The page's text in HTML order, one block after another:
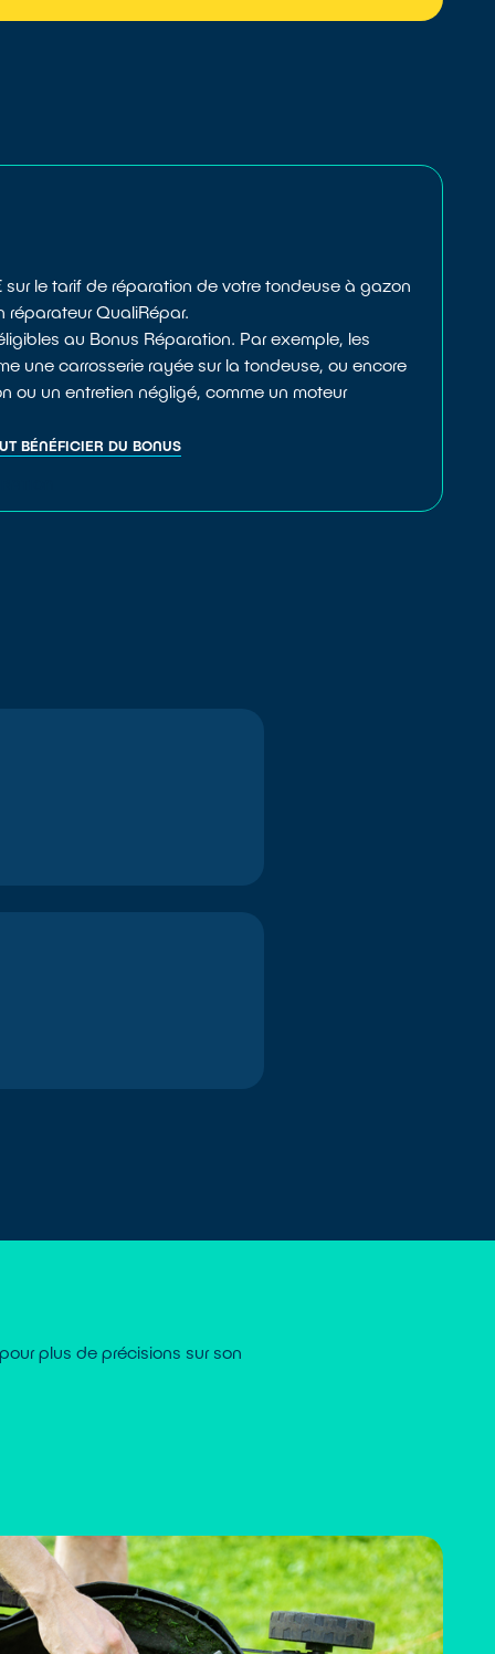
le tarif de réparation de votre tondeuse à gazon
QualiRépar.
au Bonus Réparation. Par exemple, les
une carrosserie rayée sur la tondeuse, ou encore
ou un entretien négligé, comme un moteur
BÉNÉFICIER DU BONUS
plus de précisions sur son
déchiqueter l’herbe, la rendant plus